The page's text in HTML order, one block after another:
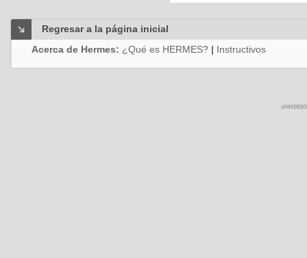
Regresar a la página inicial
Acerca de Hermes: ¿Qué es HERMES? | Instructivos